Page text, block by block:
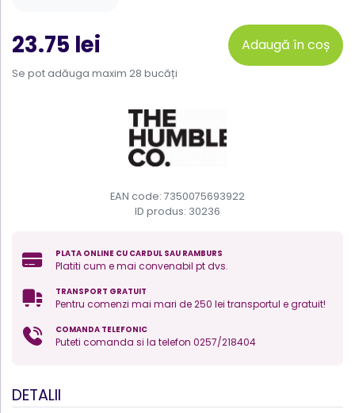
23.75 lei Adaugă în coș
Se pot adăuga maxim 28 bucăți
EAN code: 7350075693922
ID produs: 30236
PLATA ONLINE CU CARDUL SAU RAMBURS
Platiti cum e mai convenabil pt dvs.
TRANSPORT GRATUIT
Pentru comenzi mai mari de 250 lei transportul e gratuit!
COMANDA TELEFONIC
Puteti comanda si la telefon 0257/218404
DETALII